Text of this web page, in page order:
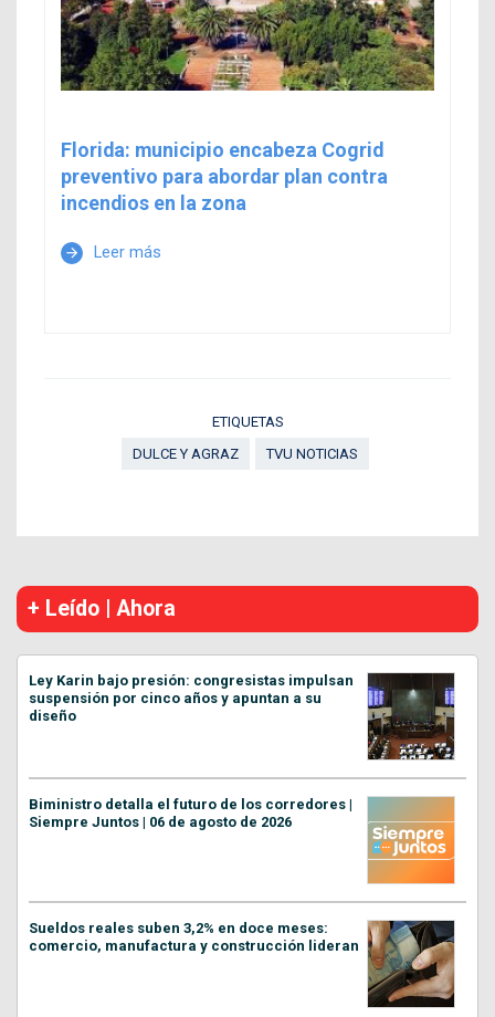
Florida: municipio encabeza Cogrid
preventivo para abordar plan contra
incendios en la zona
arrow_forward Leer más
ETIQUETAS
DULCE Y AGRAZ
TVU NOTICIAS
+ Leído | Ahora
Ley Karin bajo presión: congresistas impulsan
suspensión por cinco años y apuntan a su
diseño
Biministro detalla el futuro de los corredores |
Siempre Juntos | 06 de agosto de 2026
Sueldos reales suben 3,2% en doce meses:
comercio, manufactura y construcción lideran